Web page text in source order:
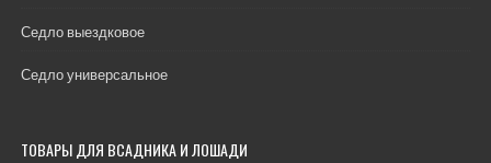
Седло выездковое
Седло универсальное
ТОВАРЫ ДЛЯ ВСАДНИКА И ЛОШАДИ